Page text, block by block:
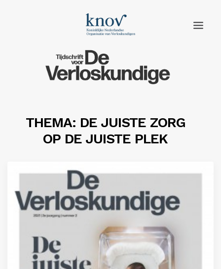
Adverteren
Contact
Inloggen
THEMA: DE JUISTE ZORG
OP DE JUISTE PLEK